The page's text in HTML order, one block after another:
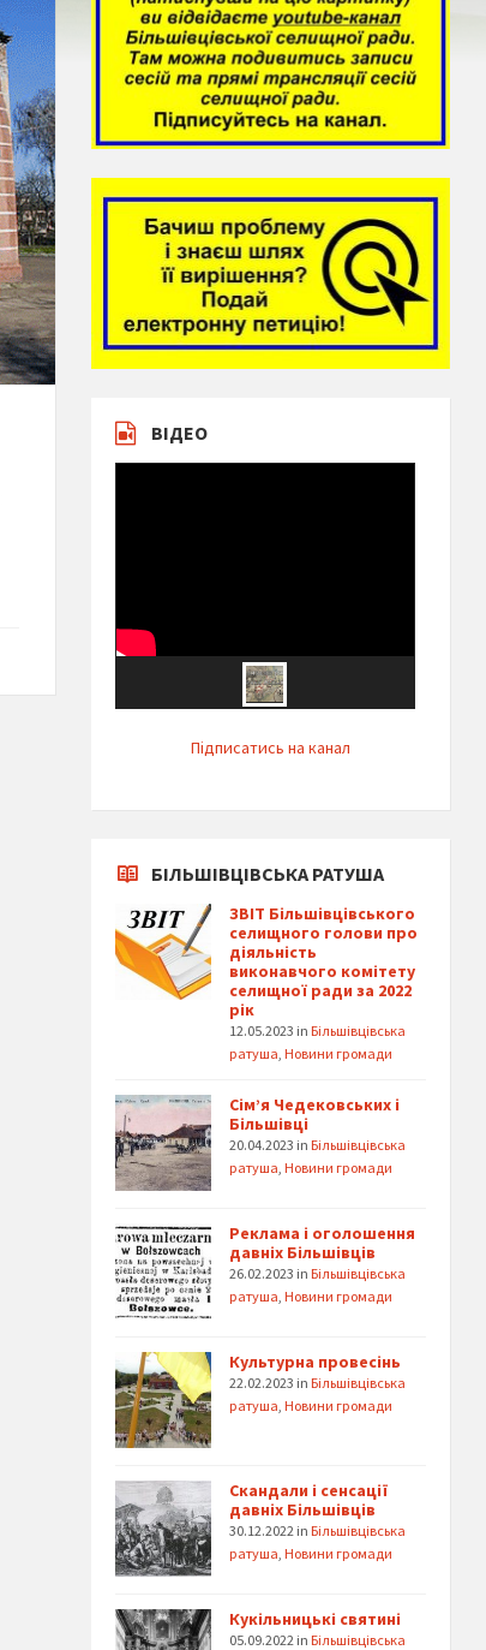
ВІДЕО
Підписатись на канал
БІЛЬШІВЦІВСЬКА РАТУША
ЗВІТ Більшівцівського
селищного голови про
діяльність
виконавчого комітету
селищної ради за 2022
рік
12.05.2023 inБільшівцівська
ратуша ,Новини громади
Сім’я Чедековських і
Більшівці
20.04.2023 inБільшівцівська
ратуша ,Новини громади
Реклама і оголошення
давніх Більшівців
26.02.2023 inБільшівцівська
ратуша ,Новини громади
Культурна провесінь
22.02.2023 inБільшівцівська
ратуша ,Новини громади
Скандали і сенсації
давніх Більшівців
30.12.2022 inБільшівцівська
ратуша ,Новини громади
Кукільницькі святині
05.09.2022 inБільшівцівська